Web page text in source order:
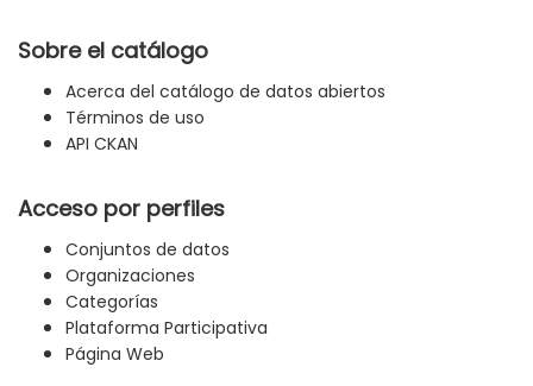
Sobre el catálogo
Acerca del catálogo de datos abiertos
Términos de uso
API CKAN
Acceso por perfiles
Conjuntos de datos
Organizaciones
Categorías
Plataforma Participativa
Página Web